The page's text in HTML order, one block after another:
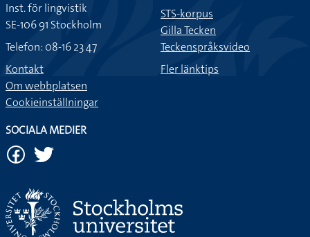
Inst. för lingvistik
SE-106 91 Stockholm
Telefon: 08-16 23 47
Kontakt
Om webbplatsen
Cookieinställningar
STS-korpus
Gilla Tecken
Teckenspråksvideo
Fler länktips
SOCIALA MEDIER